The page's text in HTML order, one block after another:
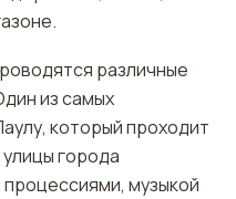
различные
из самых
который проходит
города
музыкой